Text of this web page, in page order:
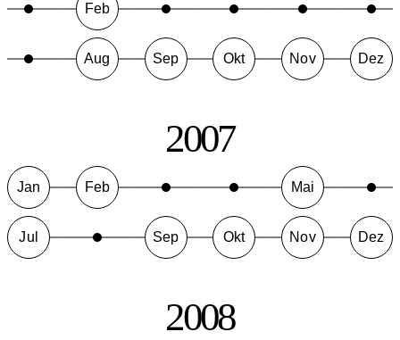
Feb
Aug Sep Okt Nov Dez
2007
Jan Feb Mai
Jul Sep Okt Nov Dez
2008